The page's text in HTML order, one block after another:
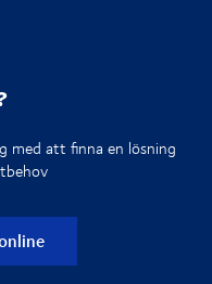
med att finna en lösning